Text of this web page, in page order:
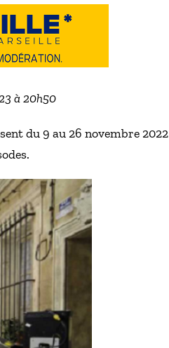
à 20h50
du 9 au 26 novembre 2022